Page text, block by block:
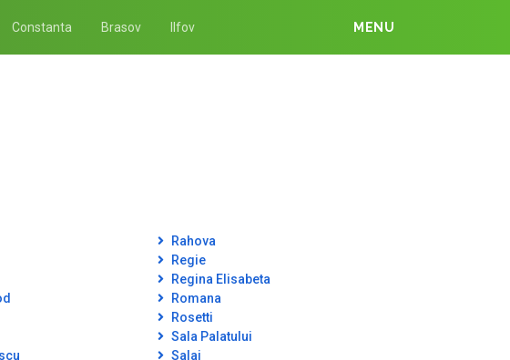
Constanta Brasov Ilfov MENU
Rahova
Regie
Regina Elisabeta
Romana
Rosetti
Sala Palatului
Salaj